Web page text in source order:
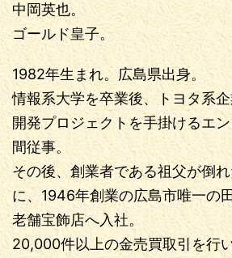
中岡英也。
ゴールド皇子。
1982年生まれ。広島県出身。
情報系大学を卒業後、トヨタ系
開発プロジェクトを手掛けるエ
間従事。
その後、創業者である祖父が倒
に、1946年創業の広島市唯一の
老舗宝飾店へ入社。
20,000件以上の金売買取引を行